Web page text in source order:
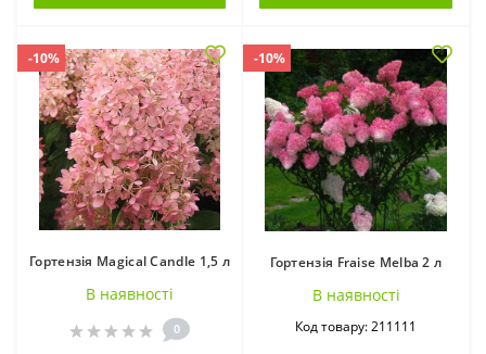
-10%
Гортензія Magical Candle 1,5 л
В наявностi
0
-10%
Гортензія Fraise Melba 2 л
В наявностi
Код товару: 211111